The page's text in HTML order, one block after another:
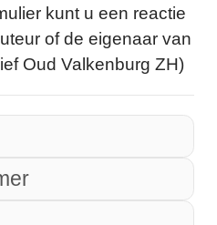
kunt u een reactie
of de eigenaar van
Oud Valkenburg ZH)